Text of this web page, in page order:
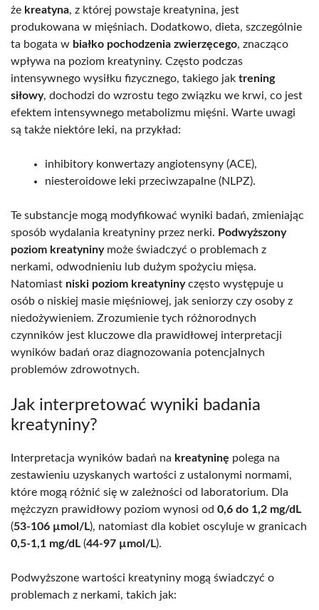
że kreatyna, z której powstaje kreatynina, jest
produkowana w mięśniach. Dodatkowo, dieta, szczególnie
ta bogata w białko pochodzenia zwierzęcego, znacząco
wpływa na poziom kreatyniny. Często podczas
intensywnego wysiłku fizycznego, takiego jak trening
siłowy, dochodzi do wzrostu tego związku we krwi, co jest
efektem intensywnego metabolizmu mięśni. Warte uwagi
są także niektóre leki, na przykład:
inhibitory konwertazy angiotensyny (ACE),
niesteroidowe leki przeciwzapalne (NLPZ).
Te substancje mogą modyfikować wyniki badań, zmieniając
sposób wydalania kreatyniny przez nerki. Podwyższony
poziom kreatyninymoże świadczyć o problemach z
nerkami, odwodnieniu lub dużym spożyciu mięsa.
Natomiast niski poziom kreatyninyczęsto występuje u
osób o niskiej masie mięśniowej, jak seniorzy czy osoby z
niedożywieniem. Zrozumienie tych różnorodnych
czynników jest kluczowe dla prawidłowej interpretacji
wyników badań oraz diagnozowania potencjalnych
problemów zdrowotnych.
Jak interpretować wyniki badania
kreatyniny?
Interpretacja wyników badań na kreatyninę polega na
zestawieniu uzyskanych wartości z ustalonymi normami,
które mogą różnić się w zależności od laboratorium. Dla
mężczyzn prawidłowy poziom wynosi od 0,6 do 1,2 mg/dL
(53-106 µmol/L), natomiast dla kobiet oscyluje w granicach
0,5-1,1 mg/dL (44-97 µmol/L).
Podwyższone wartości kreatyniny mogą świadczyć o
problemach z nerkami, takich jak: